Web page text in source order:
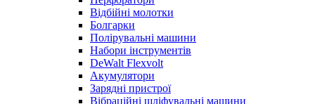
Відбійні молотки
Болгарки
Полірувальні машини
Набори інструментів
DeWalt Flexvolt
Акумулятори
Зарядні пристрої
Вібраційні шліфувальні машини